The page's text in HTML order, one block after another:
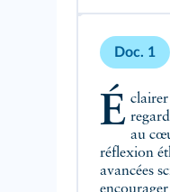
Doc. 1
Éclairer les progrès de la science, soulever des enjeux de société nouveaux et poser un
au
réflexion
avancées